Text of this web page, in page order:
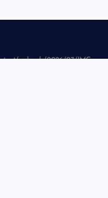
uploads/2026/07/IMG-